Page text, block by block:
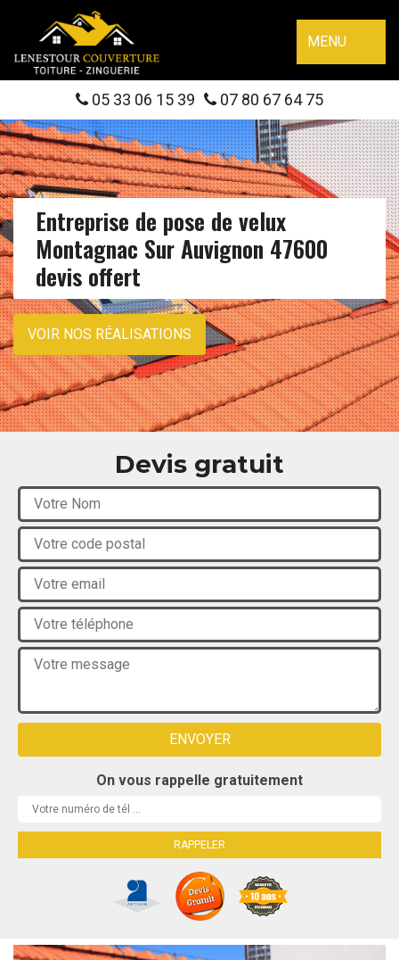
MENU
05 33 06 15 39 07 80 67 64 75
Entreprise de pose de velux
Montagnac Sur Auvignon 47600
devis offert
VOIR NOS RÉALISATIONS
Devis gratuit
On vous rappelle gratuitement